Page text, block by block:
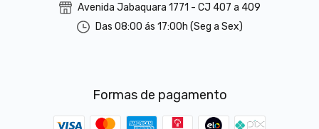
Avenida Jabaquara 1771 - CJ 407 a 409
Das 08:00 ás 17:00h (Seg a Sex)
Formas de pagamento